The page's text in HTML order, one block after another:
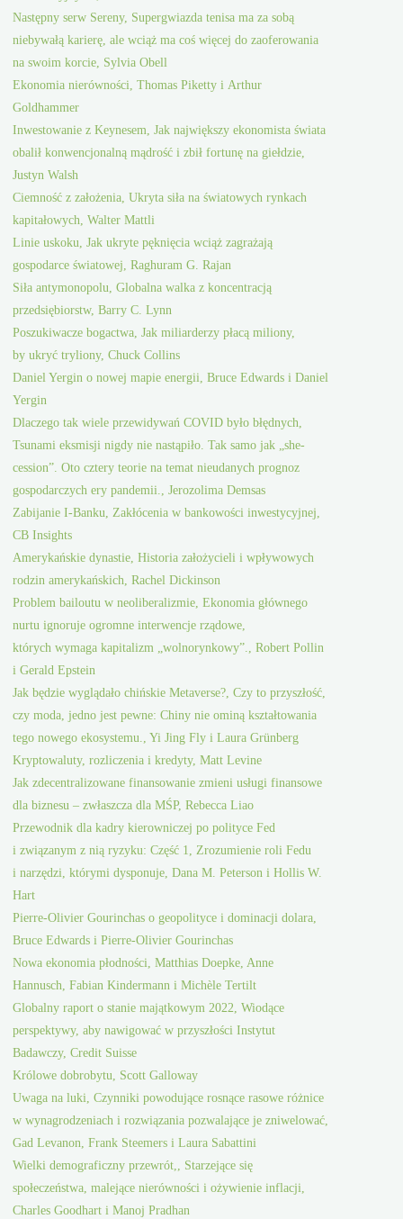
Następny serw Sereny, Supergwiazda tenisa ma za sobą
niebywałą karierę, ale wciąż ma coś więcej do zaoferowania
na swoim korcie, Sylvia Obell
Ekonomia nierówności, Thomas Piketty i Arthur
Goldhammer
Inwestowanie z Keynesem, Jak największy ekonomista świata
obalił konwencjonalną mądrość i zbił fortunę na giełdzie,
Justyn Walsh
Ciemność z założenia, Ukryta siła na światowych rynkach
kapitałowych, Walter Mattli
Linie uskoku, Jak ukryte pęknięcia wciąż zagrażają
gospodarce światowej, Raghuram G. Rajan
Siła antymonopolu, Globalna walka z koncentracją
przedsiębiorstw, Barry C. Lynn
Poszukiwacze bogactwa, Jak miliarderzy płacą miliony,
by ukryć tryliony, Chuck Collins
Daniel Yergin o nowej mapie energii, Bruce Edwards i Daniel
Yergin
Dlaczego tak wiele przewidywań COVID było błędnych,
Tsunami eksmisji nigdy nie nastąpiło. Tak samo jak „she-
cession”. Oto cztery teorie na temat nieudanych prognoz
gospodarczych ery pandemii., Jerozolima Demsas
Zabijanie I-Banku, Zakłócenia w bankowości inwestycyjnej,
CB Insights
Amerykańskie dynastie, Historia założycieli i wpływowych
rodzin amerykańskich, Rachel Dickinson
Problem bailoutu w neoliberalizmie, Ekonomia głównego
nurtu ignoruje ogromne interwencje rządowe,
których wymaga kapitalizm „wolnorynkowy”., Robert Pollin
i Gerald Epstein
Jak będzie wyglądało chińskie Metaverse?, Czy to przyszłość,
czy moda, jedno jest pewne: Chiny nie ominą kształtowania
tego nowego ekosystemu., Yi Jing Fly i Laura Grünberg
Kryptowaluty, rozliczenia i kredyty, Matt Levine
Jak zdecentralizowane finansowanie zmieni usługi finansowe
dla biznesu – zwłaszcza dla MŚP, Rebecca Liao
Przewodnik dla kadry kierowniczej po polityce Fed
i związanym z nią ryzyku: Część 1, Zrozumienie roli Fedu
i narzędzi, którymi dysponuje, Dana M. Peterson i Hollis W.
Hart
Pierre-Olivier Gourinchas o geopolityce i dominacji dolara,
Bruce Edwards i Pierre-Olivier Gourinchas
Nowa ekonomia płodności, Matthias Doepke, Anne
Hannusch, Fabian Kindermann i Michèle Tertilt
Globalny raport o stanie majątkowym 2022, Wiodące
perspektywy, aby nawigować w przyszłości Instytut
Badawczy, Credit Suisse
Królowe dobrobytu, Scott Galloway
Uwaga na luki, Czynniki powodujące rosnące rasowe różnice
w wynagrodzeniach i rozwiązania pozwalające je zniwelować,
Gad Levanon, Frank Steemers i Laura Sabattini
Wielki demograficzny przewrót,, Starzejące się
społeczeństwa, malejące nierówności i ożywienie inflacji,
Charles Goodhart i Manoj Pradhan